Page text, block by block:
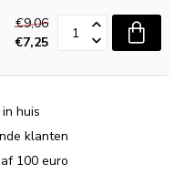
€9,06
€7,25
huis
klanten
100 euro